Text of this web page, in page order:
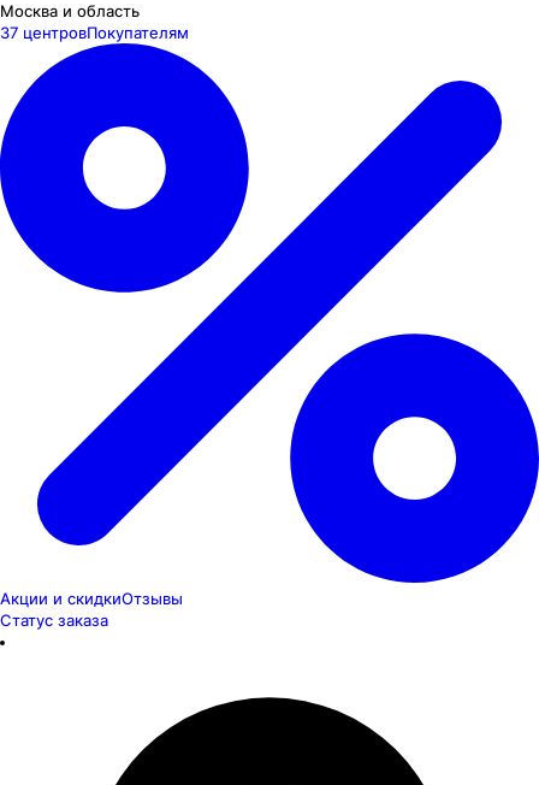
Москва и область
37 центровПокупателям
Акции и скидкиОтзывы
Статус заказа